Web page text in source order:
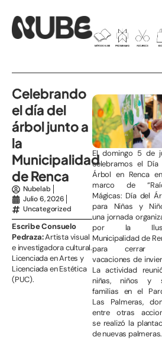
Celebrando
el día del
árbol junto a
la
Municipalidad
de Renca
Nubelab
Julio 6, 2026
Uncategorized
Escribe Consuelo
Pedraza:Artista visual
e investigadora cultural.
Licenciada en Artes y
Licenciada en Estética
(PUC).
El domingo 5 de
celebramos el Día
Árbol en Renca
marco de
Mágicas: Día del
para Niñas y
una jornada
por la
Municipalidad de
para cerrar
vacaciones de
La actividad
niñas, niños y
familias en el
Las Palmeras,
entre otras
se realizó la
de nuevas palmeras.